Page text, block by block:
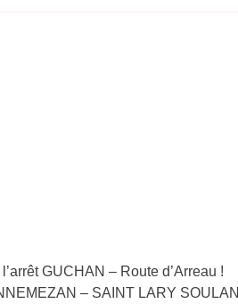
GUCHAN – Route d’Arreau !
– SAINT LARY SOULAN